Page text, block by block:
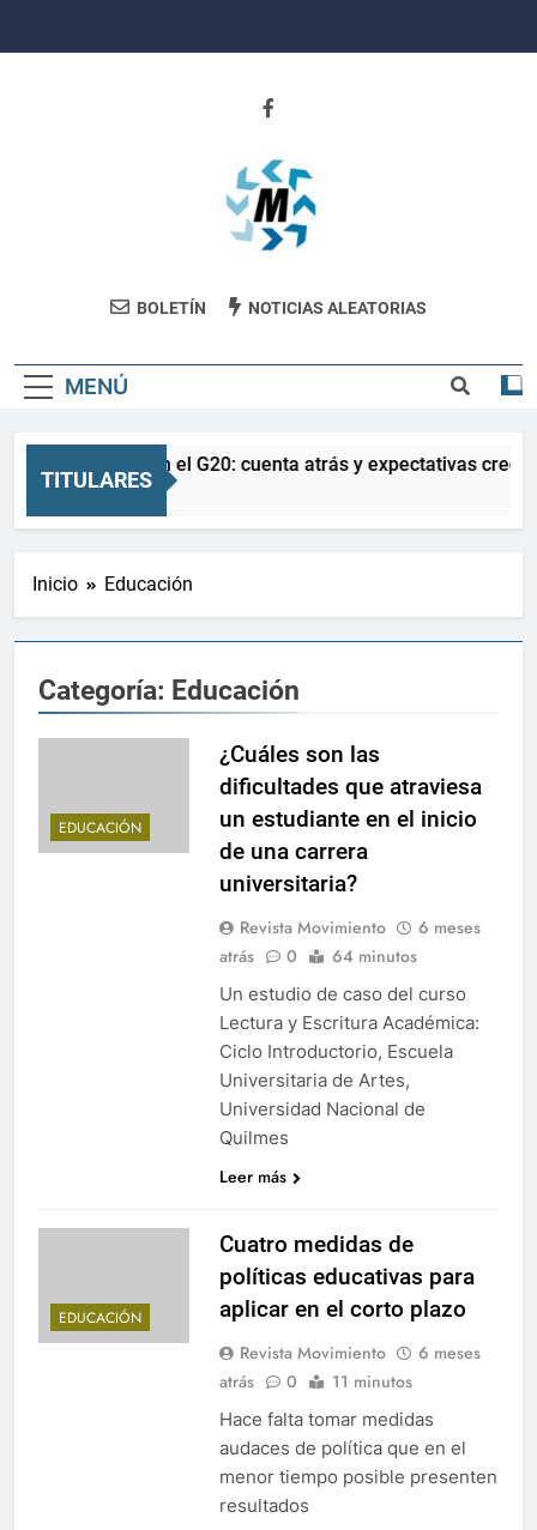
Revista
BOLETÍN NOTICIAS ALEATORIAS
MENÚ
TITULARES
La Salud en el G20: cuenta atrás y expectativas
3 Meses Atrás
Inicio Educación
Categoría: Educación
EDUCACIÓN
¿Cuáles son las
dificultades que atraviesa
un estudiante en el inicio
de una carrera
universitaria?
Revista Movimiento
6 meses
atrás
0 64 minutos
Un estudio de caso del curso
Lectura y Escritura Académica:
Ciclo Introductorio, Escuela
Universitaria de Artes,
Universidad Nacional de
Quilmes
Leer más
EDUCACIÓN
Cuatro medidas de
políticas educativas para
aplicar en el corto plazo
Revista Movimiento
6 meses
atrás
0 11 minutos
Hace falta tomar medidas
audaces de política que en el
menor tiempo posible presenten
resultados